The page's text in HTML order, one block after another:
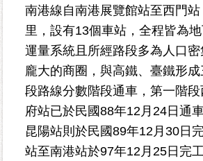
識
南
港
為
民
服
務
鄰
南港線自南港展覽館站至西門
里，設有13個車站，全程皆為
運量系統且所經路段多為人口
龐大的商圈，與高鐵、臺鐵形
段路線分數階段通車，第一階
府站已於民國88年12月24日通
昆陽站則於民國89年12月30日
站至南港站於97年12月25日完